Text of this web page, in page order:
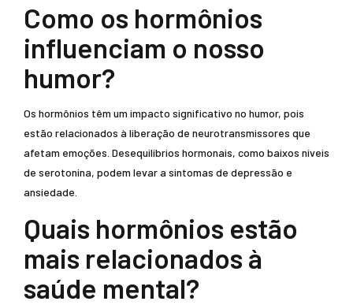
Como os hormônios
influenciam o nosso
humor?
Os hormônios têm um impacto significativo no humor, pois
estão relacionados à liberação de neurotransmissores que
afetam emoções. Desequilíbrios hormonais, como baixos níveis
de serotonina, podem levar a sintomas de depressão e
ansiedade.
Quais hormônios estão
mais relacionados à
saúde mental?